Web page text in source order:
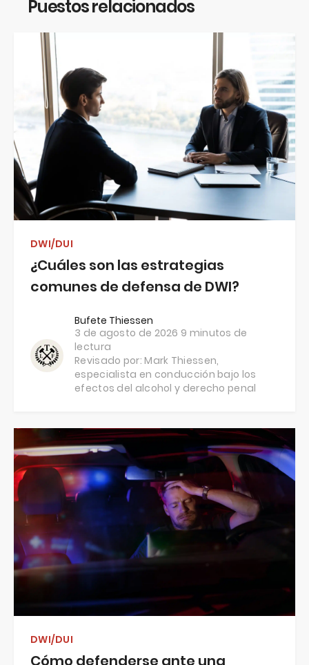
Puestos relacionados
DWI/DUI
¿Cuáles son las estrategias
comunes de defensa de DWI?
Bufete Thiessen
3 de agosto de 2026 9 minutos de
lectura
Revisado por:Mark Thiessen,
especialista en conducción bajo los
efectos del alcohol y derecho penal
DWI/DUI
Cómo defenderse ante una